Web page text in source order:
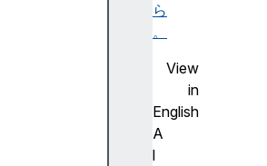
ら
。
View
in
English
A
l